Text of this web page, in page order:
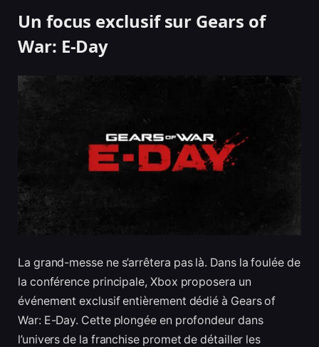
Un focus exclusif sur Gears of
War: E-Day
La grand-messe ne s’arrêtera pas là. Dans la foulée de
la conférence principale, Xbox proposera un
événement exclusif entièrement dédié à Gears of
War: E-Day. Cette plongée en profondeur dans
l’univers de la franchise promet de détailler les